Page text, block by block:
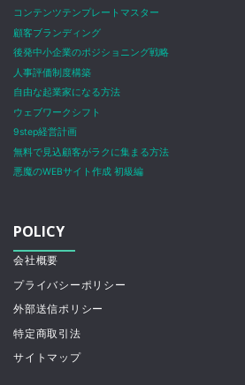
コンテンツテンプレートマスター
顧客ブランディング
後発中小企業のポジショニング戦略
人事評価制度構築
自由な起業家になる方法
ウェブワークシフト
9step経営計画
無料で見込顧客がラクに集まる方法
悪魔のWEBサイト作成 初級編
POLICY
会社概要
プライバシーポリシー
外部送信ポリシー
特定商取引法
サイトマップ